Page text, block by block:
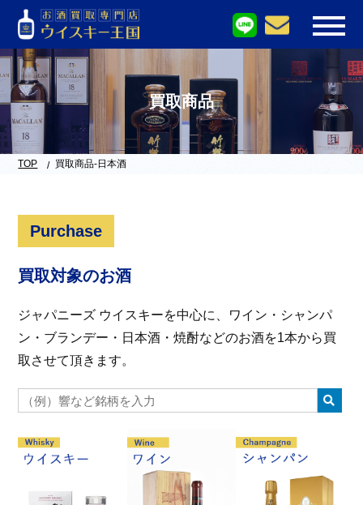
買取商品
TOP 買取商品-日本酒
Purchase
買取対象のお酒
ジャパニーズ ウイスキーを中心に、ワイン・シャンパ
ン・ブランデー・日本酒・焼酎などのお酒を1本から買
取させて頂きます。